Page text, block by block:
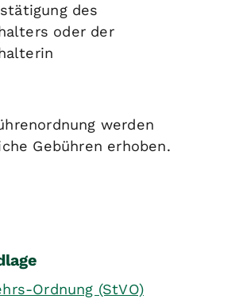
des
oder der
werden
Gebühren erhoben.
Ordnung (StVO)